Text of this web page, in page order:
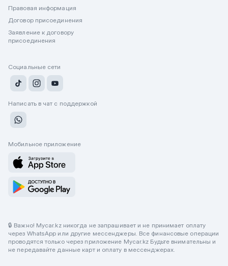
Правовая информация
Договор присоединения
Заявление к договору
присоединения
Социальные сети
Написать в чат с поддержкой
Мобильное приложение
🔒 Важно! Mycar.kz никогда не запрашивает и не принимает оплату
через WhatsApp или другие мессенджеры. Все финансовые операции
проводятся только через приложение Mycar.kz Будьте внимательны и
не передавайте данные карт и оплату в мессенджерах.